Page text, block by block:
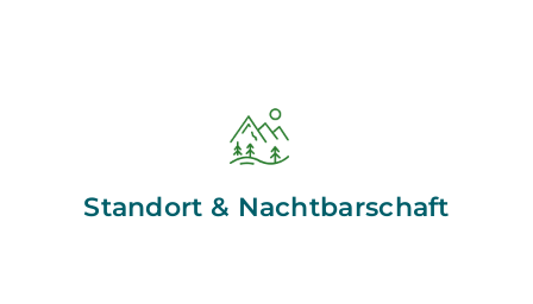
Standort & Nachtbarschaft